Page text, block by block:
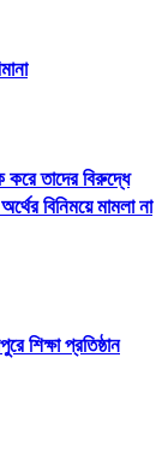
তাদের বিরুদ্ধে
বিনিময়ে মামলা না
শিক্ষা প্রতিষ্ঠান